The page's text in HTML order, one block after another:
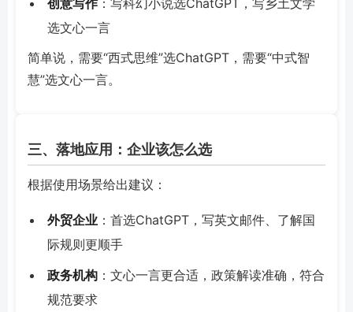
创意写作：写科幻小说选ChatGPT，写乡土文学
选文心一言
简单说，需要“西式思维”选ChatGPT，需要“中式智
慧”选文心一言。
三、落地应用：企业该怎么选
根据使用场景给出建议：
外贸企业 ：首选ChatGPT，写英文邮件、了解国
际规则更顺手
政务机构 ：文心一言更合适，政策解读准确，符合
规范要求